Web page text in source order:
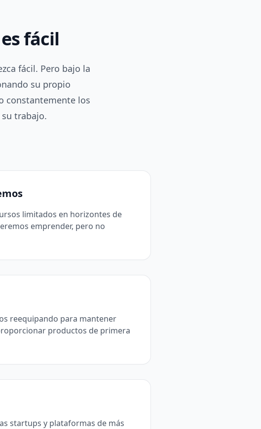
fácil
fácil. Pero bajo la
su propio
constantemente los
trabajo.
limitados en horizontes de
emprender, pero no
reequipando para mantener
productos de primera
startups y plataformas de más